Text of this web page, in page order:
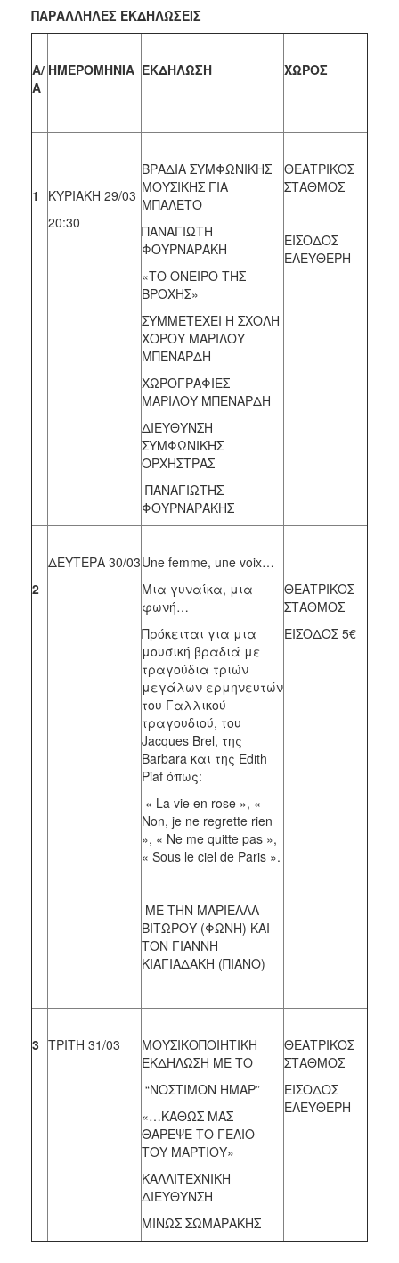
ΠΑΡΑΛΛΗΛΕΣ ΕΚΔΗΛΩΣΕΙΣ
Α/
Α
ΗΜΕΡΟΜΗΝΙΑ ΕΚΔΗΛΩΣΗ ΧΩΡΟΣ
1
ΚΥΡΙΑΚΗ 29/03
20:30
ΒΡΑΔΙΑ ΣΥΜΦΩΝΙΚΗΣ
ΜΟΥΣΙΚΗΣ ΓΙΑ
ΜΠΑΛΕΤΟ
ΠΑΝΑΓΙΩΤΗ
ΦΟΥΡΝΑΡΑΚΗ
«ΤΟ ΟΝΕΙΡΟ ΤΗΣ
ΒΡΟΧΗΣ»
ΣΥΜΜΕΤΕΧΕΙ Η ΣΧΟΛΗ
ΧΟΡΟΥ ΜΑΡΙΛΟΥ
ΜΠΕΝΑΡΔΗ
ΧΩΡΟΓΡΑΦΙΕΣ
ΜΑΡΙΛΟΥ ΜΠΕΝΑΡΔΗ
ΔΙΕΥΘΥΝΣΗ
ΣΥΜΦΩΝΙΚΗΣ
ΟΡΧΗΣΤΡΑΣ
ΠΑΝΑΓΙΩΤΗΣ
ΦΟΥΡΝΑΡΑΚΗΣ
ΘΕΑΤΡΙΚΟΣ
ΣΤΑΘΜΟΣ
ΕΙΣΟΔΟΣ
ΕΛΕΥΘΕΡΗ
2
ΔΕΥΤΕΡΑ 30/03Une femme, une voix…
Μια γυναίκα, μια
φωνή…
Πρόκειται για μια
μουσική βραδιά με
τραγούδια τριών
μεγάλων ερμηνευτών
του Γαλλικού
τραγουδιού, του
Jacques Brel, της
Barbara και της Edith
Piaf όπως:
« La vie en rose », «
Non, je ne regrette rien
», « Ne me quitte pas »,
« Sous le ciel de Paris ».
ΜΕ ΤΗΝ ΜΑΡΙΕΛΛΑ
ΒΙΤΩΡΟΥ (ΦΩΝΗ) ΚΑΙ
ΤΟΝ ΓΙΑΝΝΗ
ΚΙΑΓΙΑΔΑΚΗ (ΠΙΑΝΟ)
ΘΕΑΤΡΙΚΟΣ
ΣΤΑΘΜΟΣ
ΕΙΣΟΔΟΣ 5€
3 ΤΡΙΤΗ 31/03
ΜΟΥΣΙΚΟΠΟΙΗΤΙΚΗ
ΕΚΔΗΛΩΣΗ ΜΕ ΤΟ
“ΝΟΣΤΙΜΟΝ ΗΜΑΡ”
«…ΚΑΘΩΣ ΜΑΣ
ΘΑΡΕΨΕ ΤΟ ΓΕΛΙΟ
ΤΟΥ ΜΑΡΤΙΟΥ»
ΚΑΛΛΙΤΕΧΝΙΚΗ
ΔΙΕΥΘΥΝΣΗ
ΜΙΝΩΣ ΣΩΜΑΡΑΚΗΣ
ΘΕΑΤΡΙΚΟΣ
ΣΤΑΘΜΟΣ
ΕΙΣΟΔΟΣ
ΕΛΕΥΘΕΡΗ